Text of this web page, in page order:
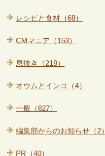
レシピと食材（68）
CMマニア（153）
息抜き（218）
オウムとインコ（4）
一般（827）
編集部からのお知らせ（2）
PR（40）